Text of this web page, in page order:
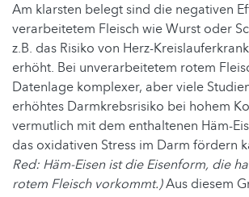
Am klarsten belegt sind die negativen
verarbeitetem Fleisch wie Wurst oder
z.B. das Risiko von Herz-
erhöht. Bei unverarbeitetem rotem
Datenlage komplexer, aber viele
erhöhtes Darmkrebsrisiko bei hohem
vermutlich mit dem enthaltenen Häm-
das oxidativen Stress im Darm fördern
Red: Häm-Eisen ist die Eisenform, die
rotem Fleisch vorkommt.)Aus diesem